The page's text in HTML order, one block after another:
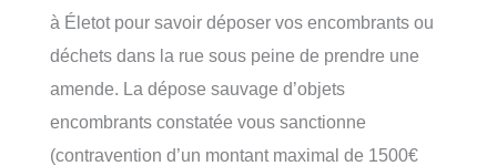
à Életot pour savoir déposer vos encombrants ou
déchets dans la rue sous peine de prendre une
amende. La dépose sauvage d’objets
encombrants constatée vous sanctionne
(contravention d’un montant maximal de 1500€